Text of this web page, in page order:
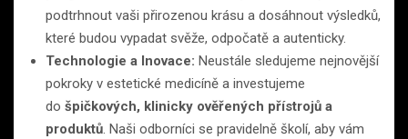
podtrhnout vaši přirozenou krásu a dosáhnout výsledků,
které budou vypadat svěže, odpočatě a autenticky.
Technologie a Inovace: Neustále sledujeme nejnovější
pokroky v estetické medicíně a investujeme
do špičkových, klinicky ověřených přístrojů a
produktů. Naši odborníci se pravidelně školí, aby vám